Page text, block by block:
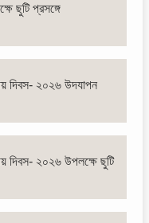
ছুটি প্রসঙ্গে
দিবস- ২০২৬ উদযাপন
দিবস- ২০২৬ উপলক্ষে ছুটি